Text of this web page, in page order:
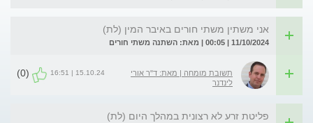
אני משתין משתי חורים באיבר המין (לת)
11/10/2024 | 00:05 | מאת: השתנה משתי חורים
תשובת מומחה | מאת: ד"ר אורי
לינדנר
15.10.24 | 16:51
(0)
פליטת זרע לא רצונית במהלך היום (לת)